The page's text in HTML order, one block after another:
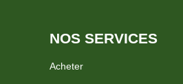
NOS SERVICES
Acheter